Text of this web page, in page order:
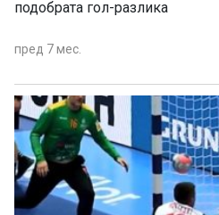
подобрата гол-разлика
пред 7 мес.